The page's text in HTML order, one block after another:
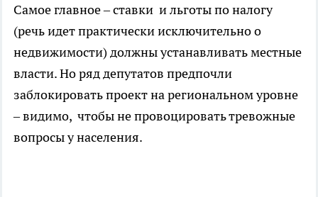
Самое главное – ставки и льготы по налогу
(речь идет практически исключительно о
недвижимости) должны устанавливать местные
власти. Но ряд депутатов предпочли
заблокировать проект на региональном уровне
– видимо, чтобы не провоцировать тревожные
вопросы у населения.